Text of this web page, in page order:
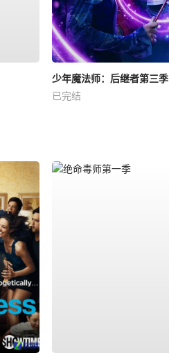
少年魔法师：后继者第三季
已完结